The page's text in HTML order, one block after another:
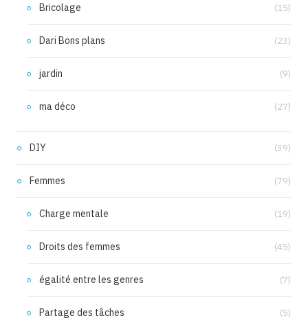
Bricolage (15)
Dari Bons plans (23)
jardin (9)
ma déco (27)
DIY (39)
Femmes (79)
Charge mentale (19)
Droits des femmes (45)
égalité entre les genres (7)
Partage des tâches (5)